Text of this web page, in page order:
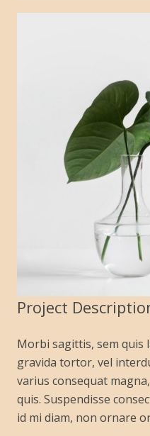
Project
Morbi sagittis, sem quis
gravida tortor, vel
varius consequat
quis. Suspendisse
id mi diam, non ornare